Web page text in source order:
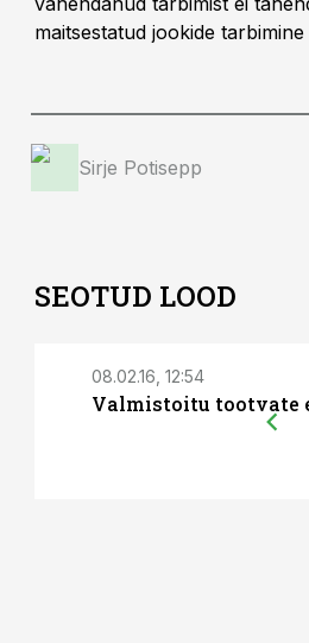
maitsestatud jookide
Sirje Potisepp
SEOTUD LOOD
08.02.16, 12:54
Valmistoitu tootvate